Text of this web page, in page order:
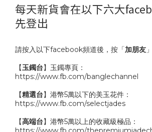
每天新貨會在以下六大
先登出
請按入以下facebook頻道後，按「加朋友
【玉鐲台】玉鐲專頁：
https://www.fb.com/banglechannel
【精選台】港幣5萬以下的美玉花件：
https://www.fb.com/selectjades
【高端台】港幣5萬以上的收藏級極品：